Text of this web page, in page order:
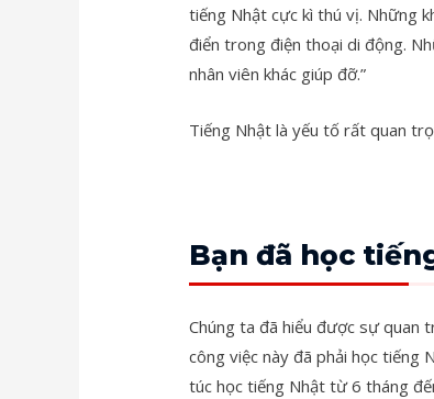
tiếng Nhật cực kì thú vị. Những
điển trong điện thoại di động.
nhân viên khác giúp đỡ.”
Tiếng Nhật là yếu tố rất quan
Bạn đã học
Chúng ta đã hiểu được sự quan
công việc này đã phải học tiếng
túc học tiếng Nhật từ 6 tháng